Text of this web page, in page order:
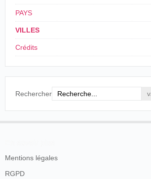
PAYS
VILLES
Crédits
Rechercher
Mentions légales
RGPD